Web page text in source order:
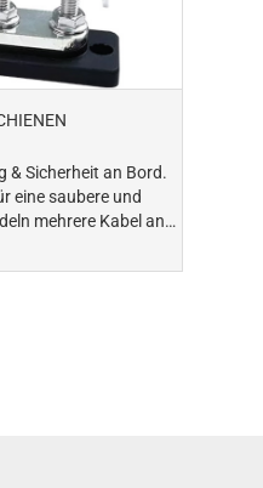
& Sicherheit an Bord.
eine saubere und